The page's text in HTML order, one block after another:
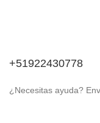
+51922430778
¿Necesitas ayuda?